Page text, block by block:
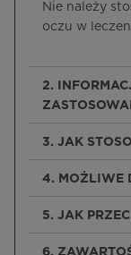
Nie należy
oczu w
2.
3. JAK
4. MOŻLIWE
5. JAK
6.